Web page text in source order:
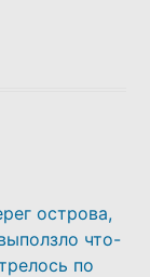
острова,
что-
по